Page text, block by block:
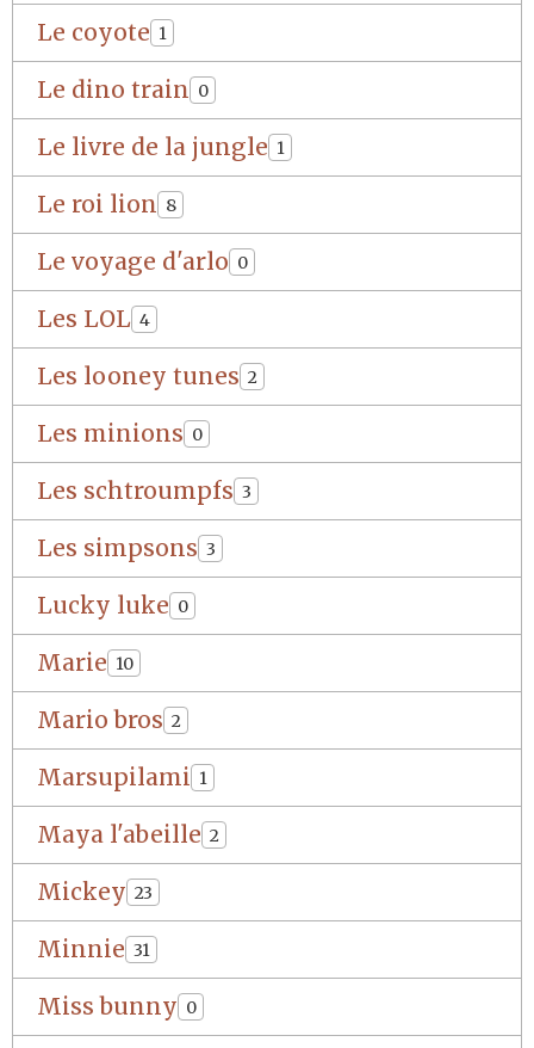
Le coyote 1
Le dino train 0
Le livre de la jungle 1
Le roi lion 8
Le voyage d'arlo 0
Les LOL 4
Les looney tunes 2
Les minions 0
Les schtroumpfs 3
Les simpsons 3
Lucky luke 0
Marie 10
Mario bros 2
Marsupilami 1
Maya l'abeille 2
Mickey 23
Minnie 31
Miss bunny 0